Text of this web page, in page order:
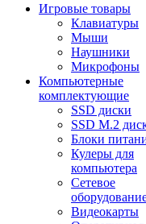
Игровые товары
Клавиатуры
Мыши
Наушники
Микрофоны
Компьютерные
комплектующие
SSD диски
SSD M.2
Блоки
Кулеры для
компьютера
Сетевое
Видеокарты